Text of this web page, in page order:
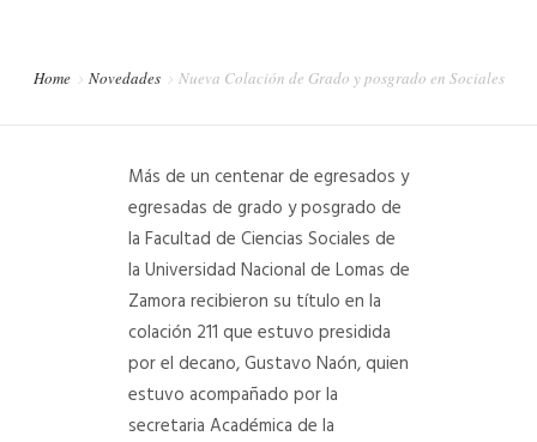
SIU-GUARANÍ
RADIO CONURBANA
Home Novedades Nueva Colación de Grado y posgrado en Sociales
Más de un centenar de egresados y
egresadas de grado y posgrado de
la Facultad de Ciencias Sociales de
la Universidad Nacional de Lomas de
Zamora recibieron su título en la
colación 211 que estuvo presidida
por el decano, Gustavo Naón, quien
estuvo acompañado por la
secretaria Académica de la